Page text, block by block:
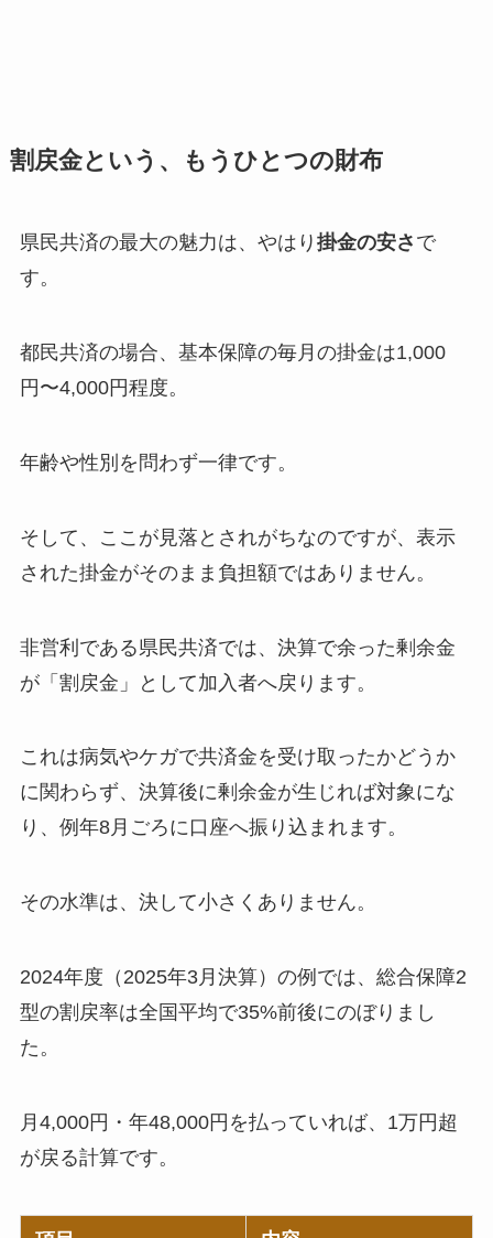
割戻金という、もうひとつの財布
県民共済の最大の魅力は、やはり 掛金の安さ で
す。
都民共済の場合、基本保障の毎月の掛金は1,000
円〜4,000円程度。
年齢や性別を問わず一律です。
そして、ここが見落とされがちなのですが、表示
された掛金がそのまま負担額ではありません。
非営利である県民共済では、決算で余った剰余金
が「割戻金」として加入者へ戻ります。
これは病気やケガで共済金を受け取ったかどうか
に関わらず、決算後に剰余金が生じれば対象にな
り、例年8月ごろに口座へ振り込まれます。
その水準は、決して小さくありません。
2024年度（2025年3月決算）の例では、総合保障2
型の割戻率は全国平均で35%前後にのぼりまし
た。
月4,000円・年48,000円を払っていれば、1万円超
が戻る計算です。